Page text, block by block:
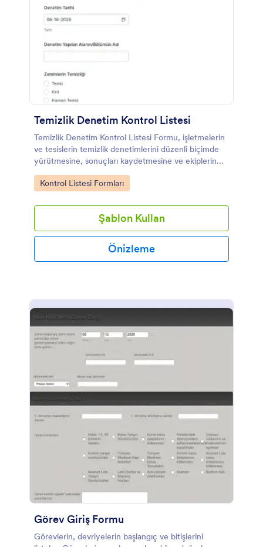
Temizlik Denetim Kontrol Listesi
Temizlik Denetim Kontrol Listesi Formu, işletmelerin
ve tesislerin temizlik denetimlerini düzenli biçimde
yürütmesine, sonuçları kaydetmesine ve ekiplerin
aynı standartlarda ilerlemesine yardımcı olur.
Go to Category:
Kontrol Listesi Formları
Şablon Kullan
Önizleme
Görev Giriş Formu
Görevlerin, devriyelerin başlangıç ve bitişlerini